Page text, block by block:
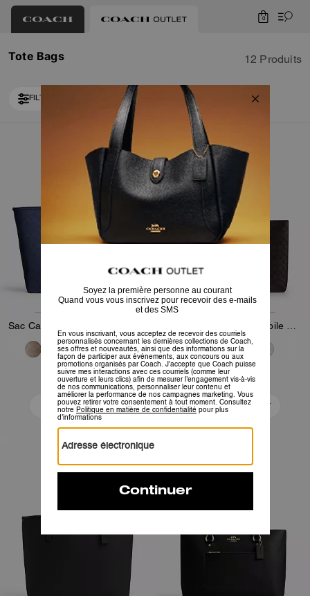
0
Tote Bags 12 Produits
FILTRER / TRIER
Loaded 2 more products, showing 12 items.
199 € 375 €
Ajouter Au Panier
Bestseller
219 € 375 €
Ajouter Au Panier